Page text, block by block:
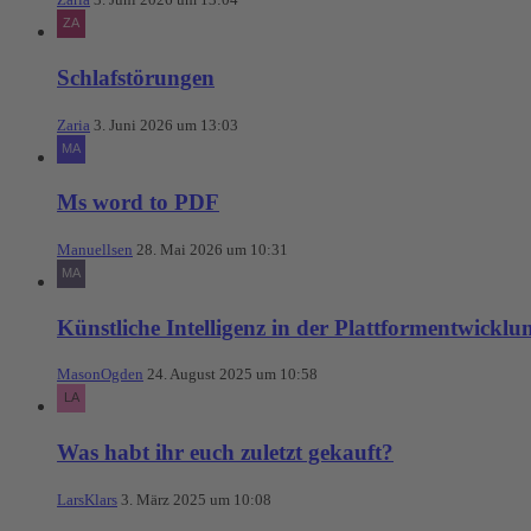
Schlafstörungen
Zaria 3. Juni 2026 um 13:03
Ms word to PDF
Manuellsen 28. Mai 2026 um 10:31
Künstliche Intelligenz in der
MasonOgden 24. August 2025 um 10:58
Was habt ihr euch zuletzt gekauft?
LarsKlars 3. März 2025 um 10:08